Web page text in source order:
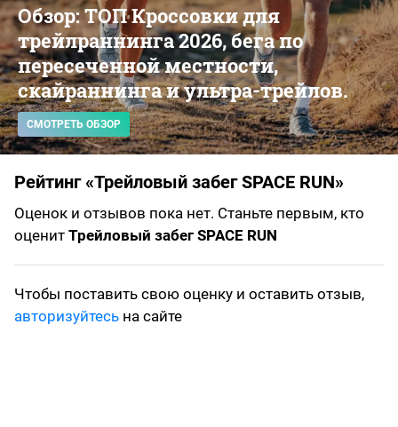
Обзор: ТОП Кроссовки для
трейлраннинга 2026, бега по
пересеченной местности,
скайраннинга и ультра-трейлов.
СМОТРЕТЬ ОБЗОР
Рейтинг «Трейловый забег SPACE RUN»
Оценок и отзывов пока нет. Станьте первым, кто
оценит Трейловый забег SPACE RUN
Чтобы поставить свою оценку и оставить отзыв,
авторизуйтесь на сайте